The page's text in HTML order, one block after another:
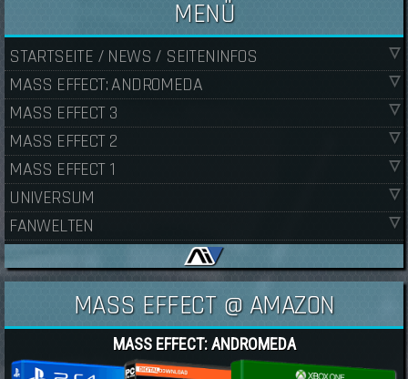
MENÜ
STARTSEITE / NEWS / SEITENINFOS
MASS EFFECT: ANDROMEDA
MASS EFFECT 3
MASS EFFECT 2
MASS EFFECT 1
UNIVERSUM
FANWELTEN
MASS EFFECT @ AMAZON
MASS EFFECT: ANDROMEDA